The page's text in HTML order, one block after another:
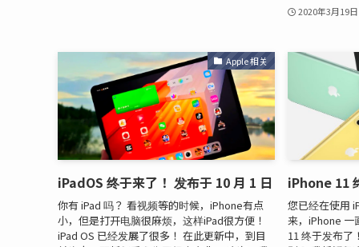
2020年3月19日
Apple 相关
iPadOS 终于来了！ 发布于 10 月 1 日
你有 iPad 吗？ 看视频等的时候，iPhone有点
小，但是打开电脑很麻烦，这样iPad很方便！
iPad OS 已经发展了很多！ 在此更新中，到目
iPhone 11
您已经在使用
来，iPhone 一
11 终于发布了